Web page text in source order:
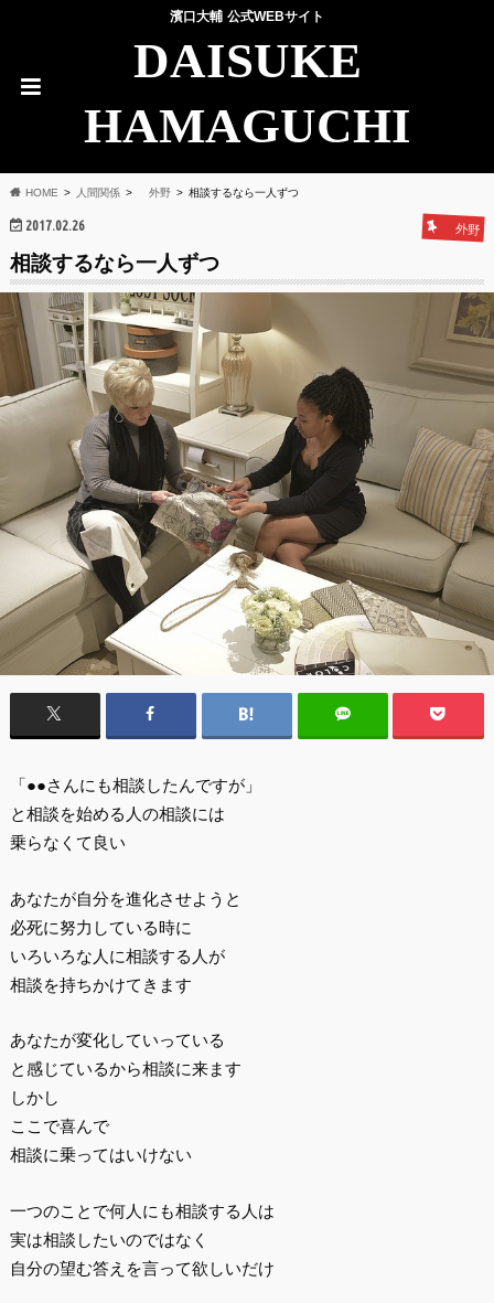
濱口大輔 公式WEBサイト
DAISUKE
HAMAGUCHI
HOME 人間関係 外野 相談するなら一人ずつ
2017.02.26 外野
相談するなら一人ずつ
「●●さんにも相談したんですが」
と相談を始める人の相談には
乗らなくて良い
あなたが自分を進化させようと
必死に努力している時に
いろいろな人に相談する人が
相談を持ちかけてきます
あなたが変化していっている
と感じているから相談に来ます
しかし
ここで喜んで
相談に乗ってはいけない
一つのことで何人にも相談する人は
実は相談したいのではなく
自分の望む答えを言って欲しいだけ